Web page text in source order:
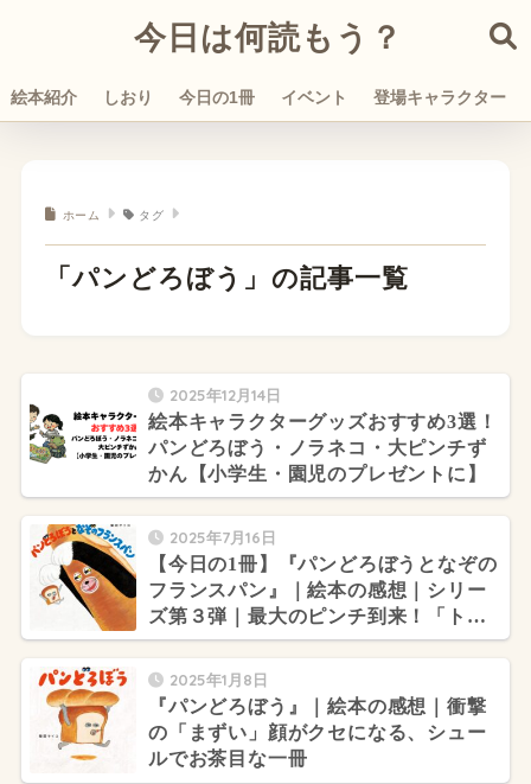
今日は何読もう？
絵本紹介 しおり 今日の1冊 イベント 登場キャラクター
ホーム タグ
「パンどろぼう」の記事一覧
2025年12月14日
絵本キャラクターグッズおすすめ3選！
パンどろぼう・ノラネコ・大ピンチず
かん【小学生・園児のプレゼントに】
2025年7月16日
【今日の1冊】『パンどろぼうとなぞの
フランスパン』｜絵本の感想｜シリー
ズ第３弾｜最大のピンチ到来！「トム
とジェリー」のような攻防
2025年1月8日
『パンどろぼう』｜絵本の感想｜衝撃
の「まずい」顔がクセになる、シュー
ルでお茶目な一冊